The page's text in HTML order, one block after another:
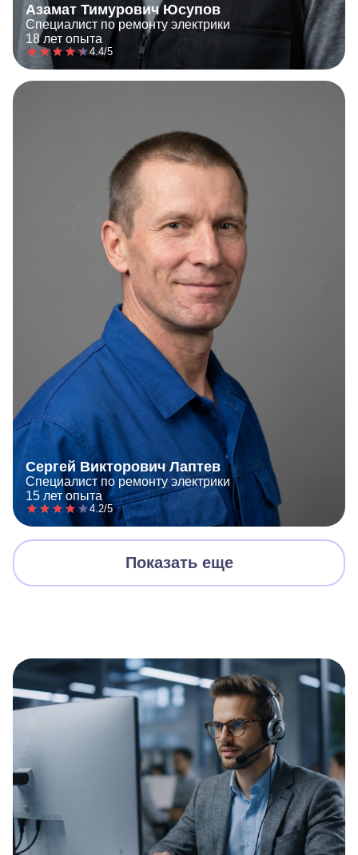
Азамат Тимурович Юсупов
Специалист по ремонту электрики
18 лет опыта
4.4/5
Сергей Викторович Лаптев
Специалист по ремонту электрики
15 лет опыта
4.2/5
Показать еще